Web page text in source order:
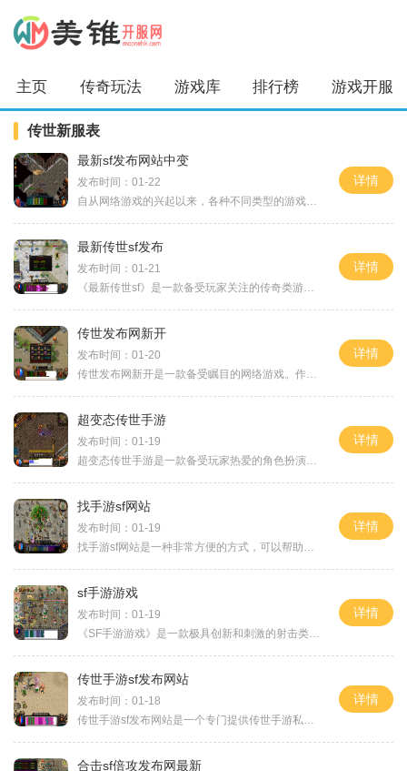
主页 传奇玩法 游戏库 排行榜 游戏开服
传世新服表
最新sf发布网站中变
发布时间：01-22
自从网络游戏的兴起以来，各种不同类型的游戏纷纷涌现，其中以SF (Science Fiction，科幻)游戏最为多样化。新推出的一款名为“最新SF发布网站中变”的游戏引起了广大玩家的注意。作为
详情
最新传世sf发布
发布时间：01-21
《最新传世sf》是一款备受玩家关注的传奇类游戏，它引领着传世sf的最新潮流，为玩家们带来了全新的游戏体验。作为一款传世sf游戏，它不仅继承了传统的传世sf特色，还融入了更多创
详情
传世发布网新开
发布时间：01-20
传世发布网新开是一款备受瞩目的网络游戏。作为一款多人在线游戏，传世发布网新开提供了一个极富创意和精彩的游戏世界。在这个虚拟的世界中，玩家可以创造自己的角色并与其他
详情
超变态传世手游
发布时间：01-19
超变态传世手游是一款备受玩家热爱的角色扮演类游戏。游戏背景设定在一个神秘的古代世界，玩家将扮演勇敢的战士，展开一场充满冒险和挑战的旅程。本文将为大家详细介绍超变态
详情
找手游sf网站
发布时间：01-19
找手游sf网站是一种非常方便的方式，可以帮助玩家找到自己喜欢的手游私服网站。与正规手游相比，手游私服有着更加丰富的游戏内容和更高的自由度，因此吸引了不少玩家的关注。在
详情
sf手游游戏
发布时间：01-19
《SF手游游戏》是一款极具创新和刺激的射击类手游，以科幻题材为背景，给玩家带来不一样的游戏体验。游戏融合了多种特色要素和丰富的游戏玩法，为玩家打造出一个真实而又令人兴
详情
传世手游sf发布网站
发布时间：01-18
传世手游sf发布网站是一个专门提供传世手游私服信息和发布的网站。作为传世手游爱好者的聚集地，这个网站汇集了各种版本的传世手游私服，并提供详细的玩法介绍和攻略，为广大玩
详情
合击sf倍攻发布网最新